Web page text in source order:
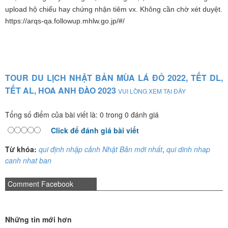
upload hộ chiếu hay chứng nhận tiêm vx. Không cần chờ xét duyệt.
https://arqs-qa.followup.mhlw.go.jp/#/
TOUR DU LỊCH NHẬT BẢN MÙA LÁ ĐỎ 2022, TẾT DL,
TẾT AL, HOA ANH ĐÀO 2023 VUI LÒNG XEM TẠI ĐÂY
Tổng số điểm của bài viết là: 0 trong 0 đánh giá
Click để đánh giá bài viết
Từ khóa: qui định nhập cảnh Nhật Bản mới nhất, qui dinh nhap
canh nhat ban
Comment Facebook
Những tin mới hơn